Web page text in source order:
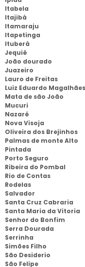
Itabela
Itajibá
Itamaraju
Itapetinga
Ituberá
Jequié
João dourado
Juazeiro
Lauro de Freitas
Luiz Eduardo Magalhães
Mata de são João
Mucuri
Nazaré
Nova Visoja
Oliveira dos Brejinhos
Palmas de monte Alto
Pintada
Porto Seguro
Ribeira do Pombal
Rio de Contas
Rodelas
Salvador
Santa Cruz Cabraria
Santa Maria da Vitoria
Senhor do Bonfim
Serra Dourada
Serrinha
Simões Filho
São Desiderio
São Felipe